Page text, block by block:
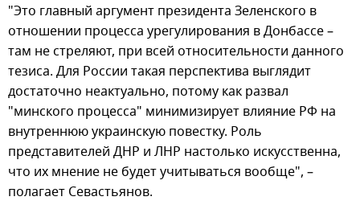
"Это главный аргумент президента Зеленского в
отношении процесса урегулирования в Донбассе –
там не стреляют, при всей относительности данного
тезиса. Для России такая перспектива выглядит
достаточно неактуально, потому как развал
"минского процесса" минимизирует влияние РФ на
внутреннюю украинскую повестку. Роль
представителей ДНР и ЛНР настолько искусственна,
что их мнение не будет учитываться вообще", –
полагает Севастьянов.